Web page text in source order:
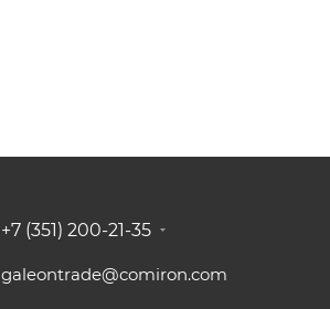
+7 (351) 200-21-35
galeontrade@comiron.com